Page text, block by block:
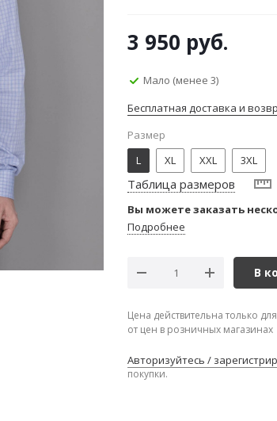
3 950 руб.
Мало (менее 3)
Бесплатная доставка и
Размер
L
XL XXL 3XL
Таблица размеров
Вы можете заказать
Подробнее
В
Цена действительна только
от цен в розничных магазинах
Авторизуйтесь /
покупки.